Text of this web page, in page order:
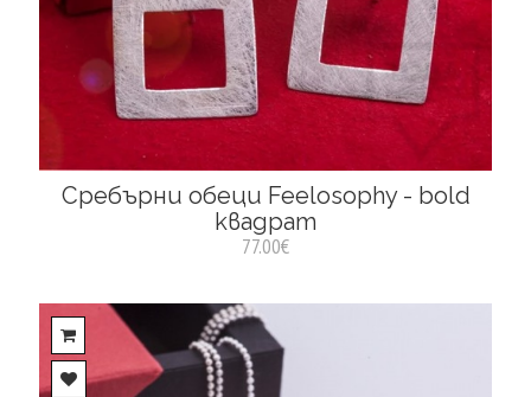
Сребърни обеци Feelosophy - bold
квадрат
77.00€